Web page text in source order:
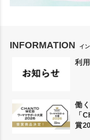
INFORMATION イ
利
働
「
賞